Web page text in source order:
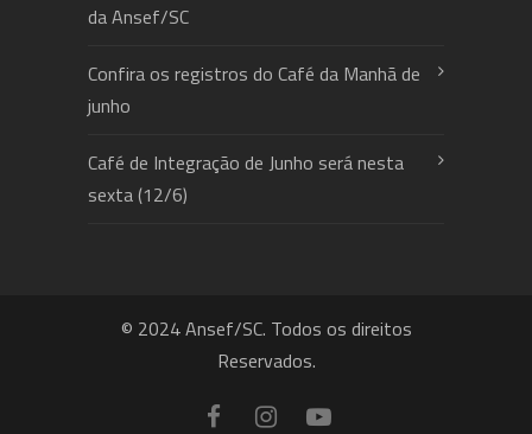
da Ansef/SC
Confira os registros do Café da Manhã de
junho
Café de Integração de Junho será nesta
sexta (12/6)
© 2024 Ansef/SC. Todos os direitos
Reservados.